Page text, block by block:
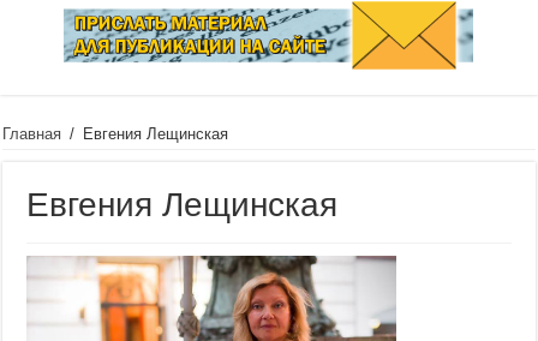
Главная / Евгения Лещинская
Евгения Лещинская